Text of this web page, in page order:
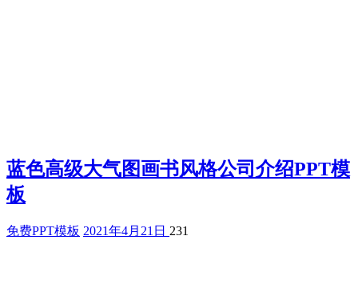
蓝色高级大气图画书风格公司介绍PPT模
板
免费PPT模板 2021年4月21日 231